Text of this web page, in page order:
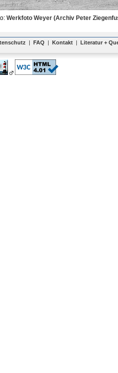
Werkfoto Weyer (Archiv Peter
| FAQ | Kontakt | Literatur +